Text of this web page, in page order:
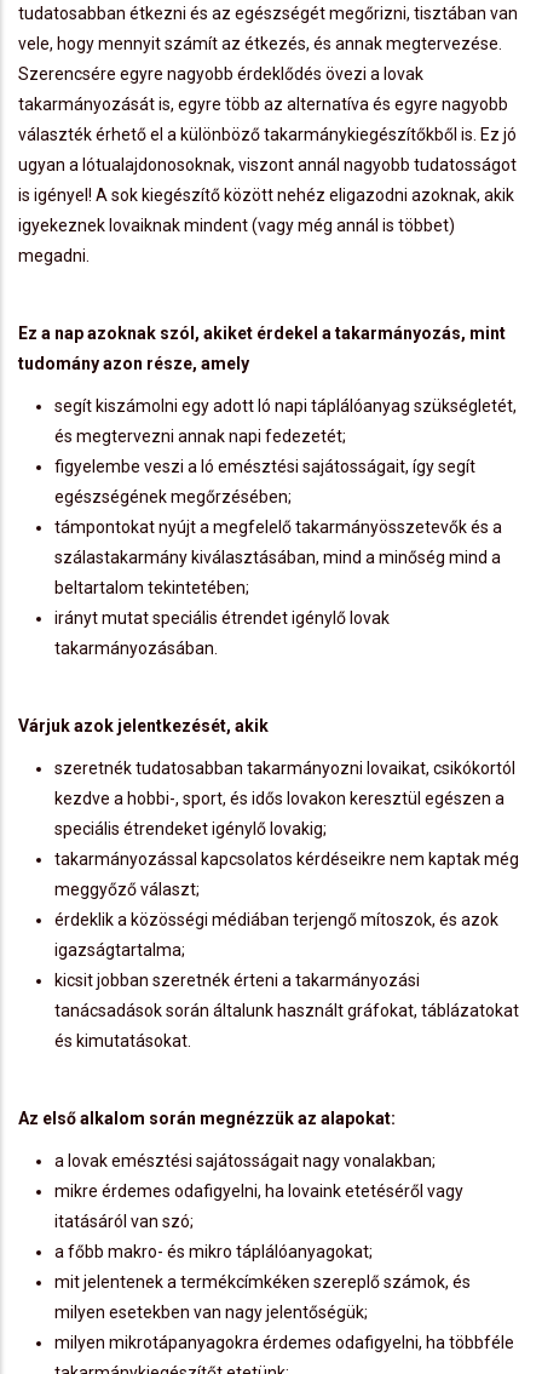
tudatosabban étkezni és az egészségét megőrizni, tisztában van
vele, hogy mennyit számít az étkezés, és annak megtervezése.
Szerencsére egyre nagyobb érdeklődés övezi a lovak
takarmányozását is, egyre több az alternatíva és egyre nagyobb
választék érhető el a különböző takarmánykiegészítőkből is. Ez jó
ugyan a lótualajdonosoknak, viszont annál nagyobb tudatosságot
is igényel! A sok kiegészítő között nehéz eligazodni azoknak, akik
igyekeznek lovaiknak mindent (vagy még annál is többet)
megadni.
Ez a nap azoknak szól, akiket érdekel a takarmányozás, mint
tudomány azon része, amely
segít kiszámolni egy adott ló napi táplálóanyag szükségletét,
és megtervezni annak napi fedezetét;
figyelembe veszi a ló emésztési sajátosságait, így segít
egészségének megőrzésében;
támpontokat nyújt a megfelelő takarmányösszetevők és a
szálastakarmány kiválasztásában, mind a minőség mind a
beltartalom tekintetében;
irányt mutat speciális étrendet igénylő lovak
takarmányozásában.
Várjuk azok jelentkezését, akik
szeretnék tudatosabban takarmányozni lovaikat, csikókortól
kezdve a hobbi-, sport, és idős lovakon keresztül egészen a
speciális étrendeket igénylő lovakig;
takarmányozással kapcsolatos kérdéseikre nem kaptak még
meggyőző választ;
érdeklik a közösségi médiában terjengő mítoszok, és azok
igazságtartalma;
kicsit jobban szeretnék érteni a takarmányozási
tanácsadások során általunk használt gráfokat, táblázatokat
és kimutatásokat.
Az első alkalom során megnézzük az alapokat:
a lovak emésztési sajátosságait nagy vonalakban;
mikre érdemes odafigyelni, ha lovaink etetéséről vagy
itatásáról van szó;
a főbb makro- és mikro táplálóanyagokat;
mit jelentenek a termékcímkéken szereplő számok, és
milyen esetekben van nagy jelentőségük;
milyen mikrotápanyagokra érdemes odafigyelni, ha többféle